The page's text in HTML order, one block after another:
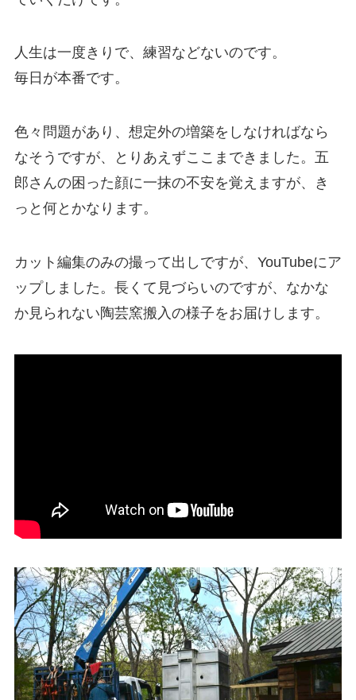
人生は一度きりで、練習などないのです。
毎日が本番です。
色々問題があり、想定外の増築をしなければなら
なそうですが、とりあえずここまできました。五
郎さんの困った顔に一抹の不安を覚えますが、き
っと何とかなります。
カット編集のみの撮って出しですが、YouTubeにア
ップしました。長くて見づらいのですが、なかな
か見られない陶芸窯搬入の様子をお届けします。